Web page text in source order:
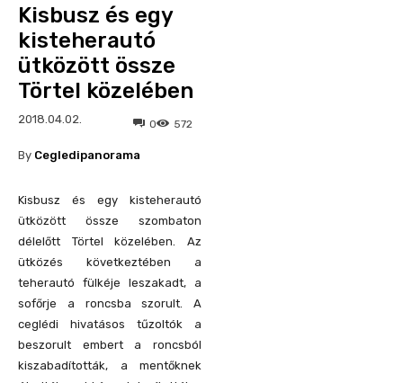
Kisbusz és egy
kisteherautó
ütközött össze
Törtel közelében
2018.04.02. 572
0
By Cegledipanorama
Kisbusz és egy kisteherautó
ütközött össze szombaton
délelőtt Törtel közelében. Az
ütközés következtében a
teherautó fülkéje leszakadt, a
sofőrje a roncsba szorult. A
ceglédi hivatásos tűzoltók a
beszorult embert a roncsból
kiszabadították, a mentőknek